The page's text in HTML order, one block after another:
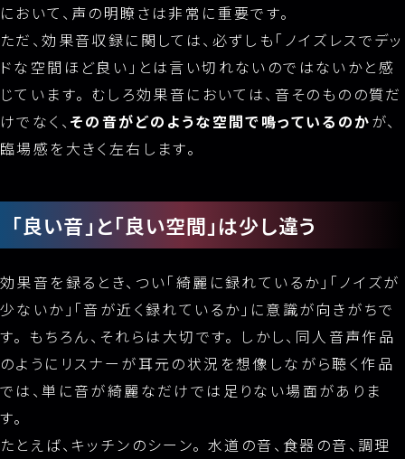
において、声の明瞭さは非常に重要です。
ただ、効果音収録に関しては、必ずしも「ノイズレスでデッ
ドな空間ほど良い」とは言い切れないのではないかと感
じています。 むしろ効果音においては、音そのものの質だ
けでなく、 その音がどのような空間で鳴っているのかが、
臨場感を大きく左右します。
「良い音」と「良い空間」は少し違う
効果音を録るとき、つい「綺麗に録れているか」「ノイズが
少ないか」「音が近く録れているか」に意識が向きがちで
す。 もちろん、それらは大切です。 しかし、同人音声作品
のようにリスナーが耳元の状況を想像しながら聴く作品
では、単に音が綺麗なだけでは足りない場面がありま
す。
たとえば、キッチンのシーン。 水道の音、食器の音、調理